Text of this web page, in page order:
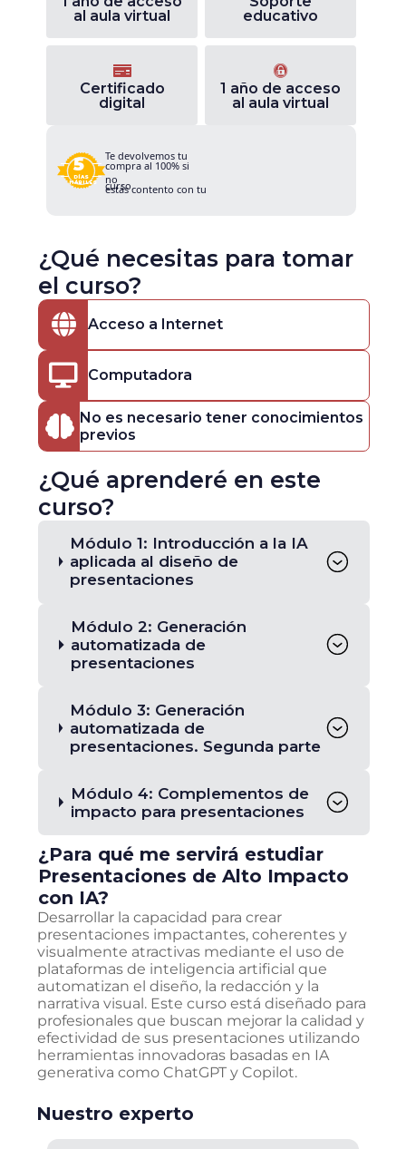
al aula virtual
educativo
Certificado
digital
1 año de acceso
al aula virtual
5
DÍAS
HÁBILES
Te devolvemos tu
compra al 100% si
no
estás contento con tu
curso.
¿Qué necesitas para tomar
el curso?
Acceso a Internet
Computadora
No es necesario tener conocimientos
previos
¿Qué aprenderé en este
curso?
Módulo 1: Introducción a la IA
aplicada al diseño de
presentaciones
Módulo 2: Generación
automatizada de
presentaciones
Módulo 3: Generación
automatizada de
presentaciones. Segunda parte
Módulo 4: Complementos de
impacto para presentaciones
¿Para qué me servirá estudiar
Presentaciones de Alto Impacto
con IA?
Desarrollar la capacidad para crear
presentaciones impactantes, coherentes y
visualmente atractivas mediante el uso de
plataformas de inteligencia artificial que
automatizan el diseño, la redacción y la
narrativa visual. Este curso está diseñado para
profesionales que buscan mejorar la calidad y
efectividad de sus presentaciones utilizando
herramientas innovadoras basadas en IA
generativa como ChatGPT y Copilot.
Nuestro experto